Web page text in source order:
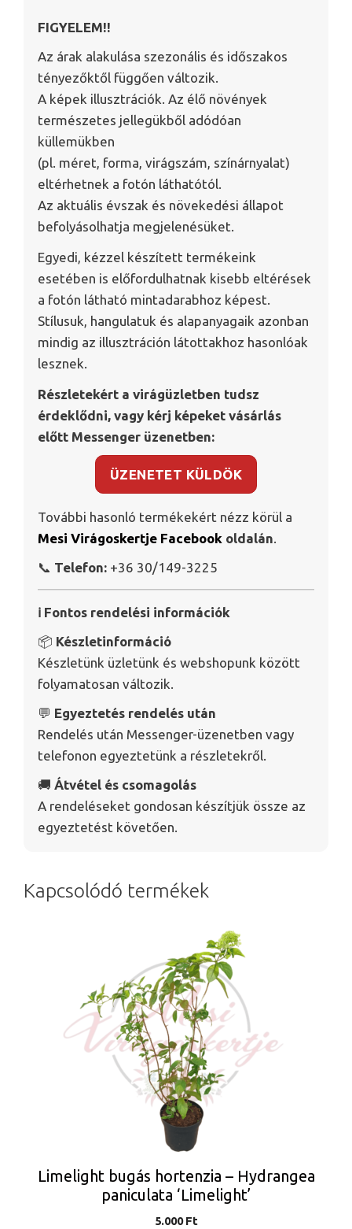
FIGYELEM!!
Az árak alakulása szezonális és időszakos
tényezőktől függően változik.
A képek illusztrációk. Az élő növények
természetes jellegükből adódóan
küllemükben
(pl. méret, forma, virágszám, színárnyalat)
eltérhetnek a fotón láthatótól.
Az aktuális évszak és növekedési állapot
befolyásolhatja megjelenésüket.
Egyedi, kézzel készített termékeink
esetében is előfordulhatnak kisebb eltérések
a fotón látható mintadarabhoz képest.
Stílusuk, hangulatuk és alapanyagaik azonban
mindig az illusztráción látottakhoz hasonlóak
lesznek.
Részletekért a virágüzletben tudsz
érdeklődni, vagy kérj képeket vásárlás
előtt Messenger üzenetben:
ÜZENETET KÜLDÖK
További hasonló termékekért nézz körül a
Mesi Virágoskertje Facebook oldalán.
📞 Telefon: +36 30/149-3225
ℹ️ Fontos rendelési információk
📦 Készletinformáció
Készletünk üzletünk és webshopunk között
folyamatosan változik.
💬 Egyeztetés rendelés után
Rendelés után Messenger-üzenetben vagy
telefonon egyeztetünk a részletekről.
🚚 Átvétel és csomagolás
A rendeléseket gondosan készítjük össze az
egyeztetést követően.
Kapcsolódó termékek
Limelight bugás hortenzia – Hydrangea
paniculata ‘Limelight’
5.000Ft